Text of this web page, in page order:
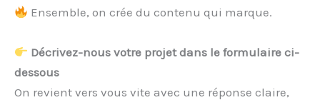
Ensemble, on crée du contenu qui marque.
Décrivez-nous votre projet dans le formulaire ci-
dessous
On revient vers vous vite avec une réponse claire,